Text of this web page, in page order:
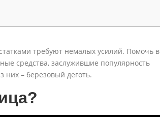
требуют немалых усилий. Помочь в
средства, заслужившие популярность
– березовый деготь.